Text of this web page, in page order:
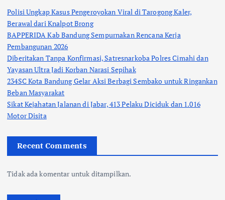
Polisi Ungkap Kasus Pengeroyokan Viral di Tarogong Kaler,
Berawal dari Knalpot Brong
BAPPERIDA Kab Bandung Sempurnakan Rencana Kerja
Pembangunan 2026
Diberitakan Tanpa Konfirmasi, Satresnarkoba Polres Cimahi dan
Yayasan Ultra Jadi Korban Narasi Sepihak
234SC Kota Bandung Gelar Aksi Berbagi Sembako untuk Ringankan
Beban Masyarakat
Sikat Kejahatan Jalanan di Jabar, 413 Pelaku Diciduk dan 1.016
Motor Disita
Recent Comments
Tidak ada komentar untuk ditampilkan.